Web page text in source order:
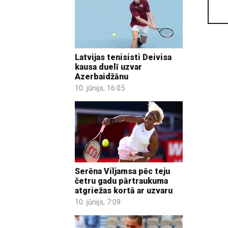
Latvijas tenisisti Deivisa
kausa duelī uzvar
Azerbaidžānu
10. jūnijs, 16:05
Serēna Viljamsa pēc teju
četru gadu pārtraukuma
atgriežas kortā ar uzvaru
10. jūnijs, 7:09